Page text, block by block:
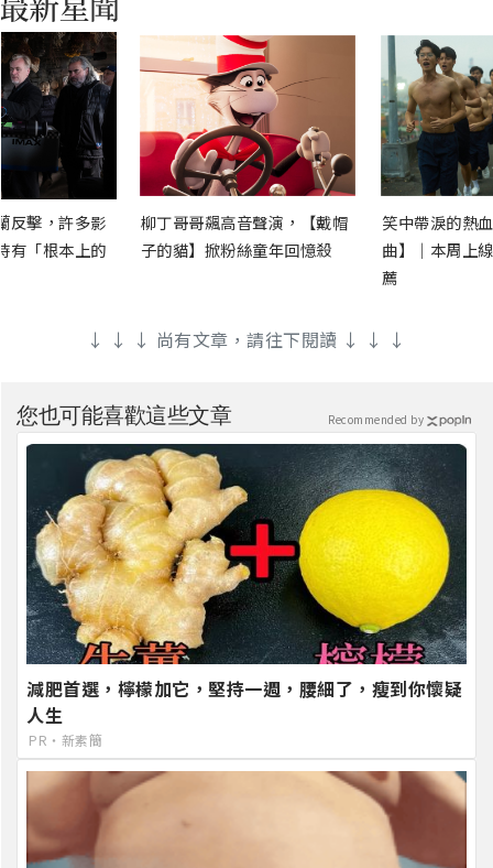
反擊，許多影
有「根本上的
柳丁哥哥飆高音聲演，【戴帽
子的貓】掀粉絲童年回憶殺
笑中帶淚的熱
曲】｜本周上
薦
↓ ↓ ↓ 尚有文章，請往下閱讀 ↓ ↓ ↓
您也可能喜歡這些文章
減肥首選，檸檬加它，堅持一週，腰細了，瘦到你懷疑
人生
PR・新素簡
Recommended by